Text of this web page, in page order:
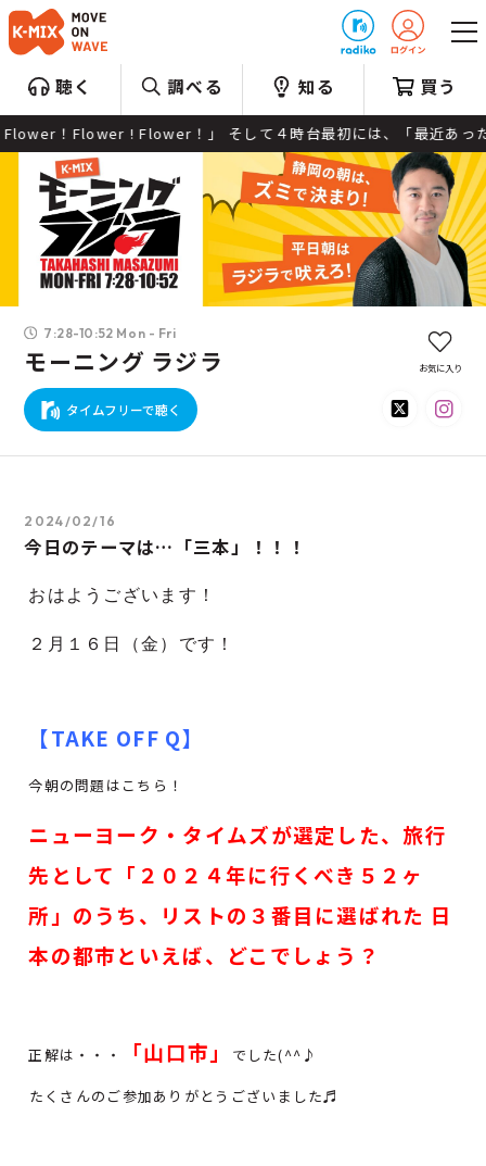
聴く 調べる 知る 買う
! Flower！」 そして４時台最初には、「最近あっ
7:28-10:52 Mon - Fri
モーニング ラジラ
タイムフリーで聴く
お気に入り
2024/02/16
今日のテーマは…「三本」！！！
おはようございます！
２月１６ 日（金）です！
【TAKE OFF Q】
今朝の問題はこちら！
ニューヨーク・タイムズが選定した、旅行
先として「２０２４年に行くべき５２ヶ
所」のうち、リストの３番目に選ばれた 日
本の都市といえば、どこでしょう？
正解は・・・ 「山口市」
でした(^^♪
たくさんのご参加ありがとうございました♬